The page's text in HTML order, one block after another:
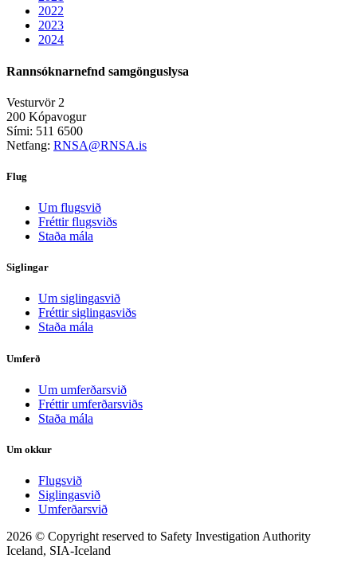
2022
2023
2024
Rannsóknarnefnd samgönguslysa
Vesturvör 2
200 Kópavogur
Sími: 511 6500
Netfang: RNSA@RNSA.is
Flug
Um flugsvið
Fréttir flugsviðs
Staða mála
Siglingar
Um siglingasvið
Fréttir siglingasviðs
Staða mála
Umferð
Um umferðarsvið
Fréttir umferðarsviðs
Staða mála
Um okkur
Flugsvið
Siglingasvið
Umferðarsvið
2026 © Copyright reserved to Safety Investigation Authority
Iceland, SIA-Iceland